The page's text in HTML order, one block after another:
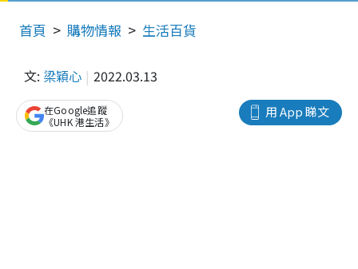
首頁 購物情報 生活百貨
文: 梁穎心 2022.03.13
用 App 睇文
在Google追蹤
《UHK 港生活》